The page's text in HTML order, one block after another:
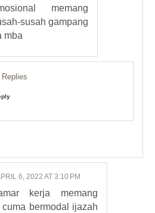
memang
susah gampang
mba
Replies
6, 2022 AT 3:10 PM
kerja memang
bermodal ijazah